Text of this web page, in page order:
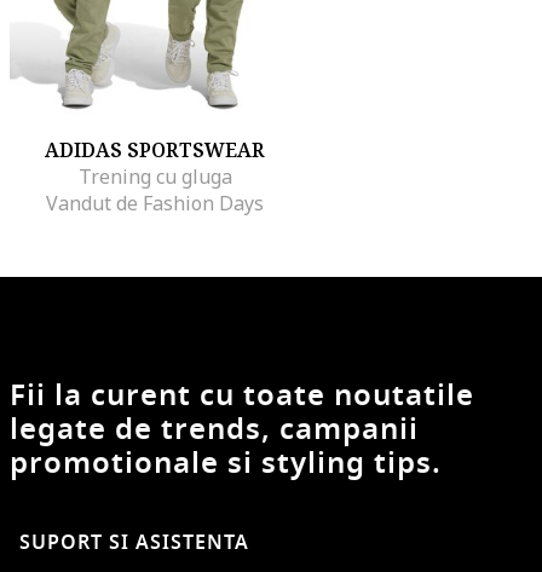
ADIDAS SPORTSWEAR
Trening cu gluga
Vandut de Fashion Days
Fii la curent cu toate noutatile
legate de trends, campanii
promotionale si styling tips.
SUPORT SI ASISTENTA